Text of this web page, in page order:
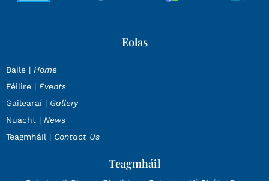
Eolas
Baile | Home
Féilire | Events
Gailearaí | Gallery
Nuacht | News
Teagmháil | Contact Us
Teagmháil